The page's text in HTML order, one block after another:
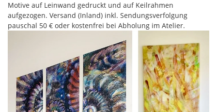
Motive auf Leinwand gedruckt und auf Keilrahmen
aufgezogen. Versand (Inland) inkl. Sendungsverfolgung
pauschal 50 € oder kostenfrei bei Abholung im Atelier.